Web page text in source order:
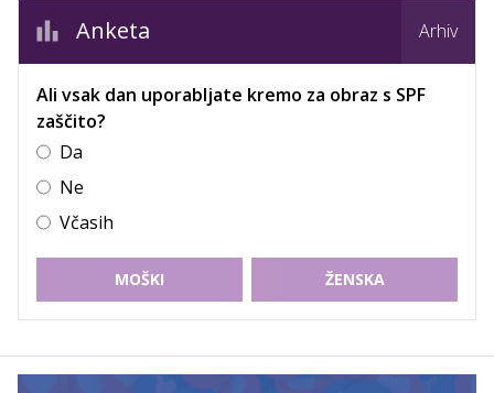
Anketa Arhiv
Ali vsak dan uporabljate kremo za obraz s SPF
zaščito?
Da
Ne
Včasih
MOŠKI ŽENSKA